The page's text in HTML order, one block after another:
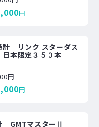
円
リンク スターダス
本限定３５０本
円
円
GMTマスターⅡ